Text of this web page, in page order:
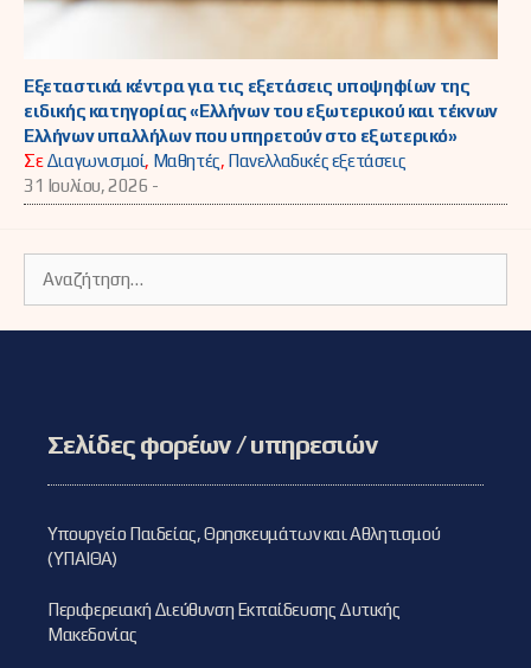
Εξεταστικά κέντρα για τις εξετάσεις υποψηφίων της
ειδικής κατηγορίας «Ελλήνων του εξωτερικού και τέκνων
Ελλήνων υπαλλήλων που υπηρετούν στο εξωτερικό»
ΣεΔιαγωνισμοί, Μαθητές, Πανελλαδικές εξετάσεις
31 Ιουλίου, 2026 -
για:
Σελίδες φορέων / υπηρεσιών
Υπουργείο Παιδείας, Θρησκευμάτων και Αθλητισμού
(ΥΠΑΙΘΑ)
Περιφερειακή Διεύθυνση Εκπαίδευσης Δυτικής
Μακεδονίας